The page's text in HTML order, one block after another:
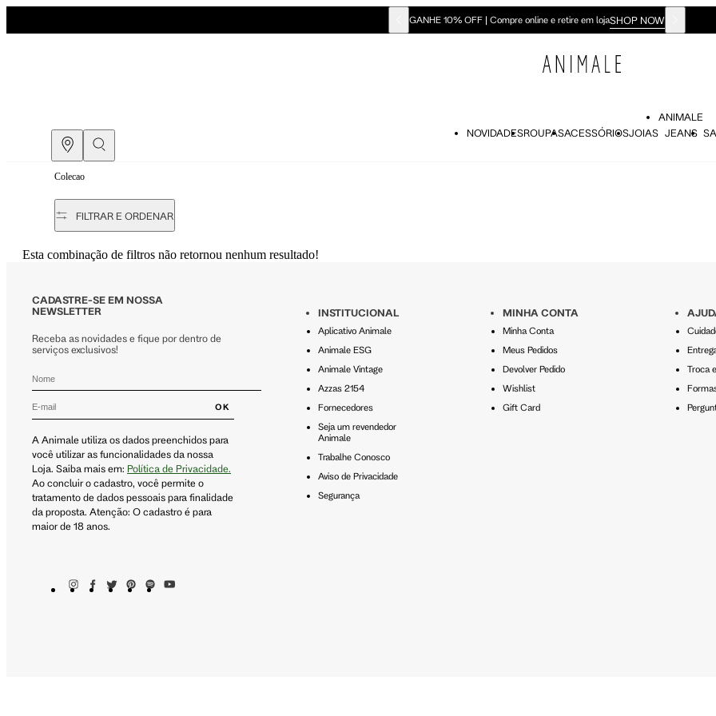
GANHE 10% OFF | Compre online e retire em lojaSHOP NOW
COMPRE PELO
WHATSAPP
ENCONTRE UMA LOJA
NOVIDADESROUPASACESSÓRIOSJOIAS
ANIMALE
JEANS
Colecao
FILTRAR E ORDENAR
Esta combinação de filtros não retornou nenhum resultado!
CADASTRE-SE EM NOSSA
NEWSLETTER
Receba as novidades e fique por dentro de
serviços exclusivos!
OK
A Animale utiliza os dados preenchidos para
você utilizar as funcionalidades da nossa
Loja. Saiba mais em: Política de Privacidade.
Ao concluir o cadastro, você permite o
tratamento de dados pessoais para finalidade
da proposta. Atenção: O cadastro é para
maior de 18 anos.
INSTITUCIONAL
Aplicativo Animale
Animale ESG
Animale Vintage
Azzas 2154
Fornecedores
Seja um revendedor
Animale
Trabalhe Conosco
Aviso de Privacidade
Segurança
MINHA CONTA
Minha Conta
Meus Pedidos
Devolver Pedido
Wishlist
Gift Card
Troca
ANIMALE | COLEÇÃO HORIZONTES | VERÃO 25